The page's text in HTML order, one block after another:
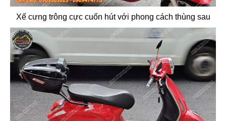
Xế cưng trông cực cuốn hút với phong cách thùng sau